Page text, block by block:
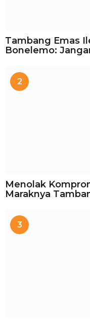
Tambang Emas
Bonelemo:
2
Menolak
Maraknya
3